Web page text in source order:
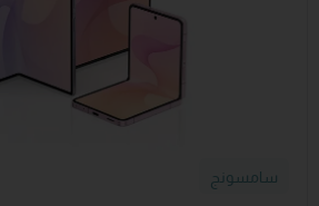
سامسونج